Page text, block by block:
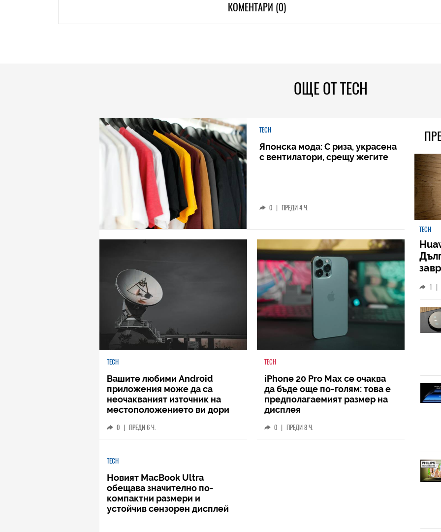
КОМЕНТАРИ (0)
ОЩЕ ОТ TECH
TECH
Японска мода: С риза, украсена
с вентилатори, срещу жегите
0 | ПРЕДИ 4 Ч.
TECH
Вашите любими Android
приложения може да са
неочакваният източник на
местоположението ви дори
0 | ПРЕДИ 6 Ч.
TECH
iPhone 20 Pro Max се очаква
да бъде още по-голям: това е
предполагаемият размер на
дисплея
0 | ПРЕДИ 8 Ч.
TECH
Новият MacBook Ultra
обещава значително по-
компактни размери и
устойчив сензорен дисплей
TECH
1 |